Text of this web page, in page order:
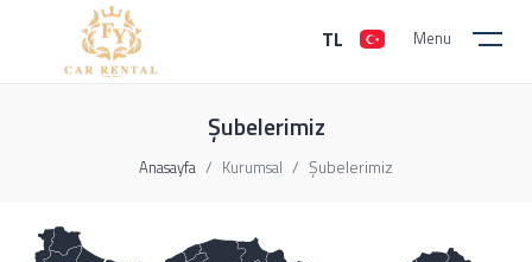
Menu
TL
Şubelerimiz
Anasayfa Kurumsal Şubelerimiz